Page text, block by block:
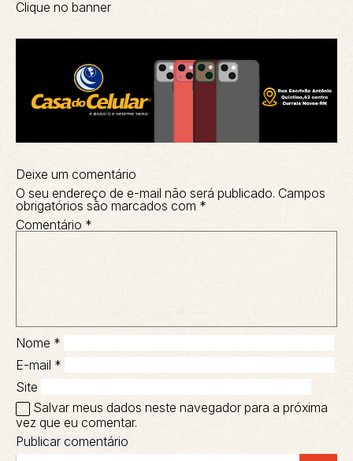
Clique no banner
Deixe um comentário
O seu endereço de e-mail não será publicado. Campos
obrigatórios são marcados com *
Comentário *
Nome *
E-mail *
Site
Salvar meus dados neste navegador para a próxima
vez que eu comentar.